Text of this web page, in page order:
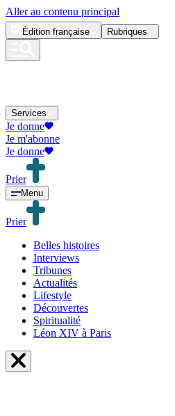
Aller au contenu principal
Édition française Rubriques
Services
Je donne
Je m'abonne
Je donne
Prier
Menu
Prier
Belles histoires
Interviews
Tribunes
Actualités
Lifestyle
Découvertes
Spiritualité
Léon XIV à Paris